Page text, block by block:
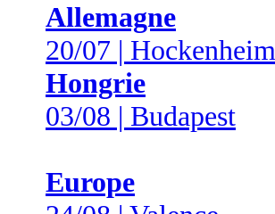
Allemagne
20/07 | Hockenheim
Hongrie
03/08 | Budapest
Europe